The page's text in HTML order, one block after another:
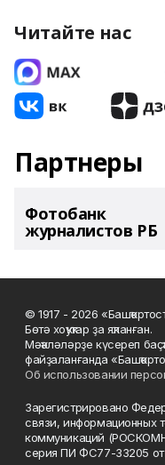
Читайте нас
Партнеры
Фотобанк
журналистов РБ
© 1917 - 2026
Бөтә хоҡуҡтар ҙа яҡланған.
Мәҡәләләрҙе күсереп
файҙаланғанда
Об использовании
Зарегистрировано
связи, информационных
коммуникаций
серия ПИ ФС77-33205 от